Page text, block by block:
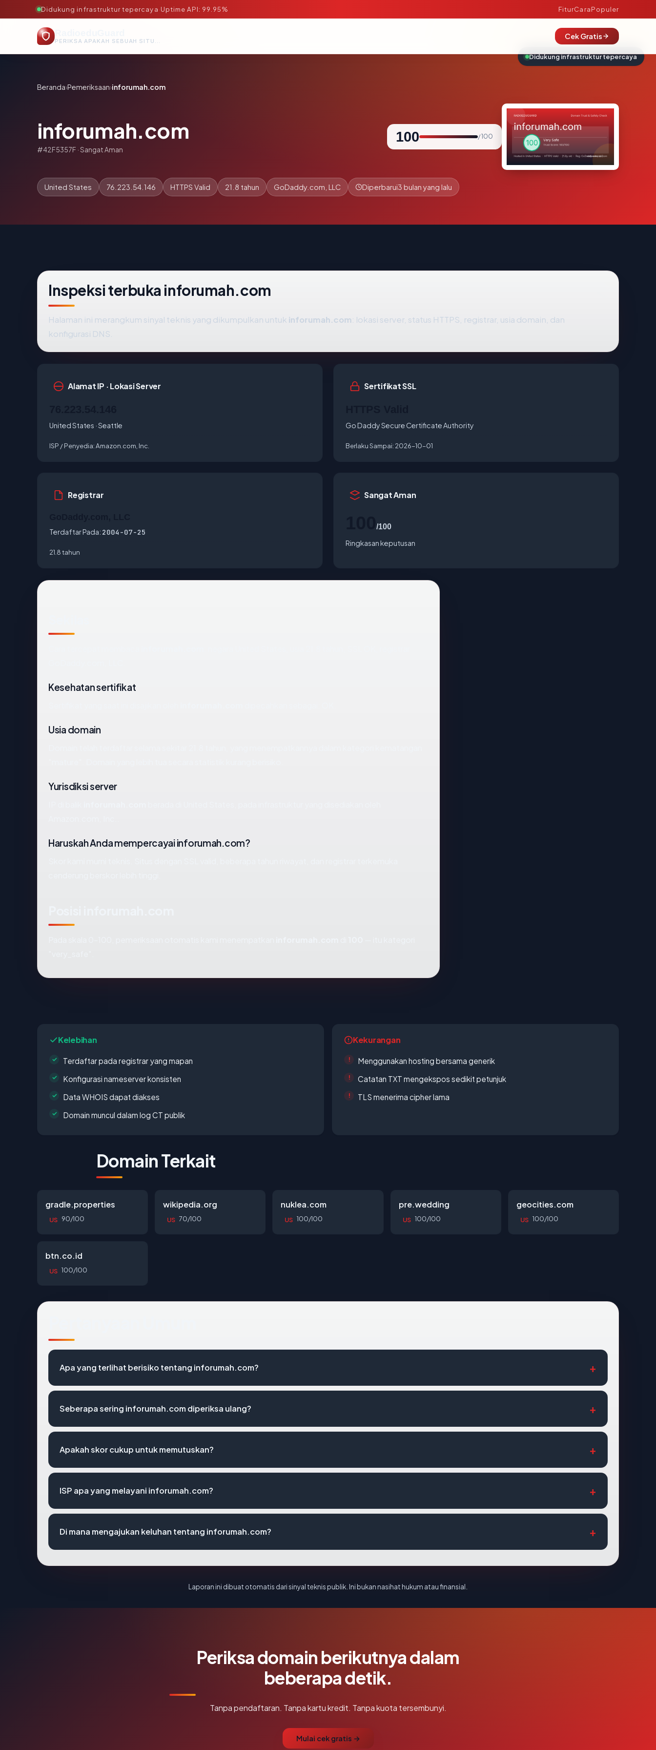
Didukung infrastruktur tepercaya·Uptime API: 99.95% FiturCaraPopuler
PERIKSA APAKAH SEBUAH SITUS AMAN, TEPERCAYA, DAN TERVERIFIKASI DALAM HITUNGAN DETIK.
Cek Gratis
Beranda›Pemeriksaan›inforumah.com
inforumah.com
#42F5357F · Sangat Aman
100 / 100
United States 76.223.54.146 HTTPS Valid 21.8 tahun GoDaddy.com, LLC Diperbarui3 bulan yang lalu
Inspeksi terbuka inforumah.com
Halaman ini merangkum sinyal teknis yang dikumpulkan untuk inforumah.com: lokasi server, status HTTPS, registrar, usia domain, dan
konfigurasi DNS.
Alamat IP · Lokasi Server
United States · Seattle
ISP / Penyedia:Amazon.com, Inc.
Sertifikat SSL
Go Daddy Secure Certificate Authority
Berlaku Sampai: 2026-10-01
Registrar
Terdaftar Pada: 2004-07-25
21.8 tahun
Sangat Aman
/100
Ringkasan keputusan
Kesehatan sertifikat
Usia domain
Yurisdiksi server
Haruskah Anda mempercayai inforumah.com?
Kelebihan
Terdaftar pada registrar yang mapan
Konfigurasi nameserver konsisten
Data WHOIS dapat diakses
Domain muncul dalam log CT publik
Kekurangan
Menggunakan hosting bersama generik
Catatan TXT mengekspos sedikit petunjuk
TLS menerima cipher lama
Domain Terkait
gradle.properties
US 90/100
wikipedia.org
US 70/100
nuklea.com
US 100/100
pre.wedding
US 100/100
geocities.com
US 100/100
btn.co.id
US 100/100
Apa yang terlihat berisiko tentang inforumah.com?
Seberapa sering inforumah.com diperiksa ulang?
Apakah skor cukup untuk memutuskan?
ISP apa yang melayani inforumah.com?
Di mana mengajukan keluhan tentang inforumah.com?
Laporan ini dibuat otomatis dari sinyal teknis publik. Ini bukan nasihat hukum atau finansial.
Periksa domain berikutnya dalam
beberapa detik.
Tanpa pendaftaran. Tanpa kartu kredit. Tanpa kuota tersembunyi.
Mulai cek gratis →
Didukung infrastruktur tepercaya